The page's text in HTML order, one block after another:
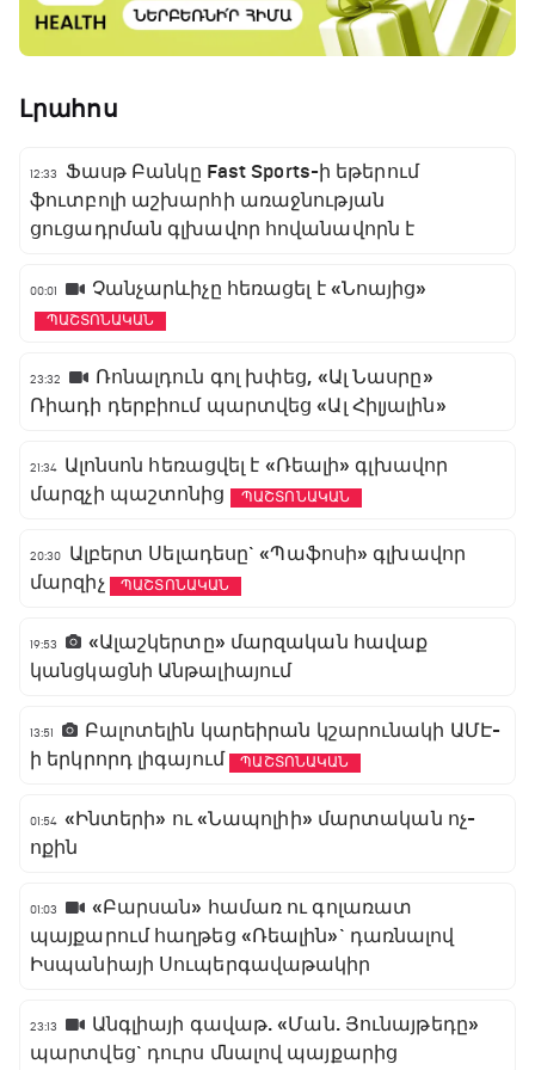
Լրահոս
12:33
Ֆասթ Բանկը Fast Sports-ի եթերում
ֆուտբոլի աշխարհի առաջնության
ցուցադրման գլխավոր հովանավորն է
00:01 Չանչարևիչը հեռացել է «Նոայից»
ՊԱՇՏՈՆԱԿԱՆ
23:32
Ռոնալդուն գոլ խփեց, «Ալ Նասրը»
Ռիադի դերբիում պարտվեց «Ալ Հիլյալին»
21:34 Ալոնսոն հեռացվել է «Ռեալի» գլխավոր
մարզչի պաշտոնից
ՊԱՇՏՈՆԱԿԱՆ
20:30
Ալբերտ Սելադեսը` «Պաֆոսի» գլխավոր
մարզիչ
ՊԱՇՏՈՆԱԿԱՆ
19:53
«Ալաշկերտը» մարզական հավաք
կանցկացնի Անթալիայում
13:51
Բալոտելին կարեիրան կշարունակի ԱՄԷ-
ի երկրորդ լիգայում
ՊԱՇՏՈՆԱԿԱՆ
01:54 «Ինտերի» ու «Նապոլիի» մարտական ոչ-
ոքին
01:03
«Բարսան» համառ ու գոլառատ
պայքարում հաղթեց «Ռեալին»` դառնալով
Իսպանիայի Սուպերգավաթակիր
23:13
Անգլիայի գավաթ. «Ման. Յունայթեդը»
պարտվեց` դուրս մնալով պայքարից